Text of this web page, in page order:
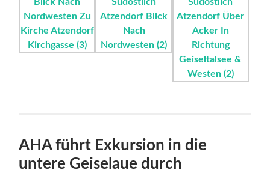
AHA führt Exkursion in die
untere Geiselaue durch